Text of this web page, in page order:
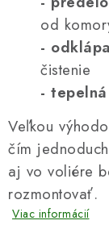
od
-
čistenie
-
Veľkou
čím j
aj vo voliére
rozmontovať.
Viac informácií